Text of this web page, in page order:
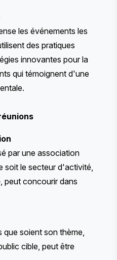
les événements les
des pratiques
innovantes pour la
qui témoignent d'une
par une association
soit le secteur d'activité,
peut concourir dans
soient son thème,
cible, peut être